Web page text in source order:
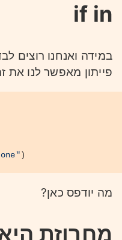
if in
במידה ואנחנו רוצים
פייתון מאפשר לנו את
)
מה יודפס כאן?
מחרוזת